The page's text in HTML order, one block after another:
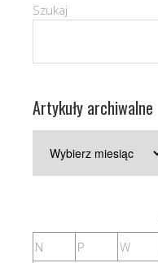
Szukaj
Artykuły archiwalne
archiwalne
N
P W